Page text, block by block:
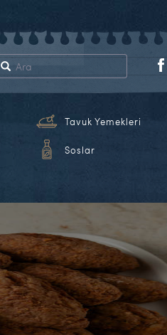
Tavuk Yemekleri
Soslar